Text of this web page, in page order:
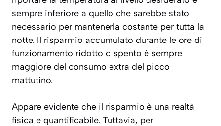
sempre inferiore a quello che sarebbe stato
necessario per mantenerla costante per tutta la
notte. Il risparmio accumulato durante le ore di
funzionamento ridotto o spento è sempre
maggiore del consumo extra del picco
mattutino.
Appare evidente che il risparmio è una realtà
fisica e quantificabile. Tuttavia, per